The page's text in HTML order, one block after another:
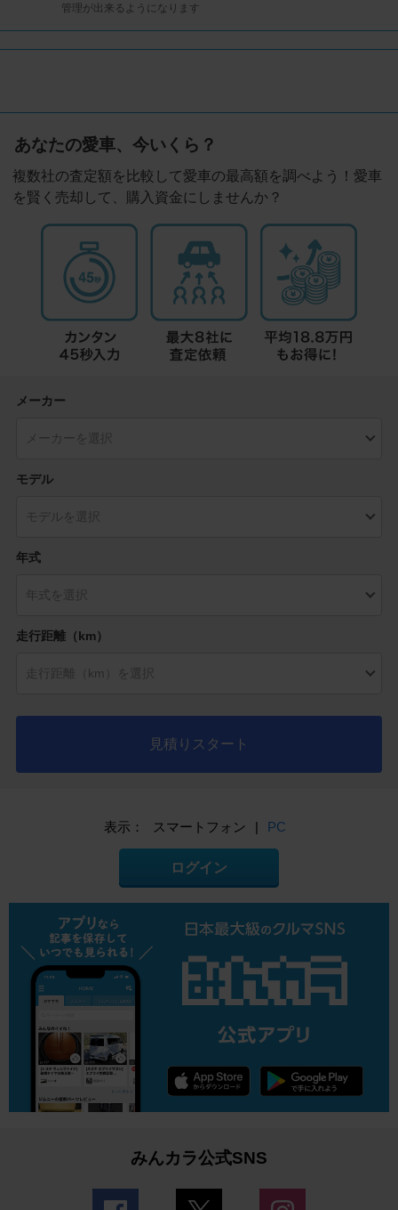
管理が出来るようになります
あなたの愛車、今いくら？
複数社の査定額を比較して愛車の最高額を調べよう！愛車
を賢く売却して、購入資金にしませんか？
メーカー
モデル
年式
走行距離（km）
見積りスタート
表示： スマートフォン PC
ログイン
みんカラ公式SNS